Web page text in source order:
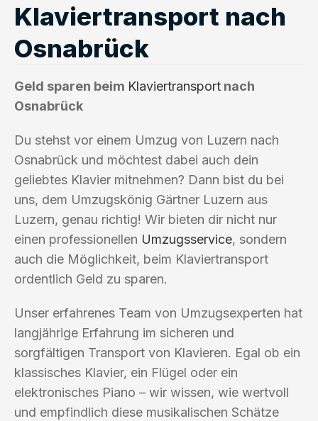
Klaviertransport nach
Osnabrück
Geld sparen beim Klaviertransport nach
Osnabrück
Du stehst vor einem Umzug von Luzern nach
Osnabrück und möchtest dabei auch dein
geliebtes Klavier mitnehmen? Dann bist du bei
uns, dem Umzugskönig Gärtner Luzern aus
Luzern, genau richtig! Wir bieten dir nicht nur
einen professionellen Umzugsservice, sondern
auch die Möglichkeit, beim Klaviertransport
ordentlich Geld zu sparen.
Unser erfahrenes Team von Umzugsexperten hat
langjährige Erfahrung im sicheren und
sorgfältigen Transport von Klavieren. Egal ob ein
klassisches Klavier, ein Flügel oder ein
elektronisches Piano – wir wissen, wie wertvoll
und empfindlich diese musikalischen Schätze